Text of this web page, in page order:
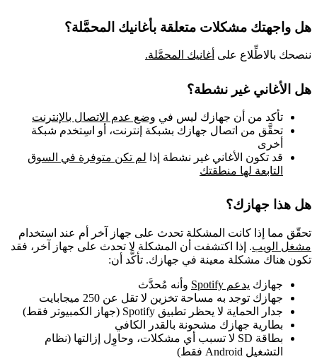
هل واجهتك مشكلات متعلقة بأغانيك المحمَّلة؟
ننصحك بالاطِّلاع على أغانيك المحمَّلة.
هل الأغاني غير نشطة؟
تأكد من أن جهازك ليس في وضع عدم الاتصال بالإنترنت
تحقَّق من اتصال جهازك بشبكة إنترنت، أو اسِتخدم شبكة
أخرى
قد تكون الأغاني غير نشطة إذا لم تكن متوفرة في السوق
التابعة لها منطقتك
هل هذا جهازك؟
تحقّق مما إذا كانت المشكلة تحدث على جهاز آخر أم عند استخدام
مشغل الويب. إذا اكتشفت أن المشكلة لا تحدث على جهاز آخر، فقد
تكون هناك مشكلة معينة في جهازك. تأكَّد أن:
جهازك يدعم Spotify
وأنه مُحدَّث
جهازك توجد به مساحة تخزين لا تقل عن 250 ميجابايت
جدار الحماية لا يحظر تطبيق Spotify (جهاز الكمبيوتر فقط)
بطارية جهازك مشحونة بالقدر الكافي
بطاقة SD لا تسبب أي مشكلات، وحاوِل إزالتها (نظام
التشغيل Android فقط)